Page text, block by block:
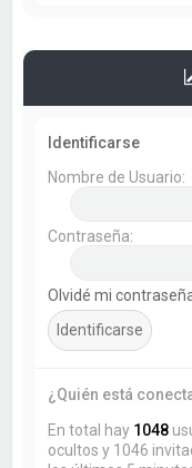
Identificarse
Nombre de Usuario:
Contraseña:
Olvidé mi
¿Quién está
En total hay 1048
ocultos y 1046